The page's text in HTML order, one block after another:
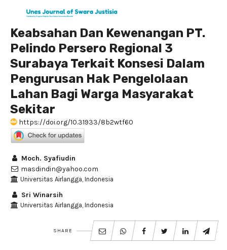
Keabsahan Dan Kewenangan PT.
Pelindo Persero Regional 3
Surabaya Terkait Konsesi Dalam
Pengurusan Hak Pengelolaan
Lahan Bagi Warga Masyarakat
Sekitar
https://doi.org/10.31933/8b2wtf60
Moch. Syafiudin
masdindin@yahoo.com
Universitas Airlangga, Indonesia
Sri Winarsih
Universitas Airlangga, Indonesia
SHARE